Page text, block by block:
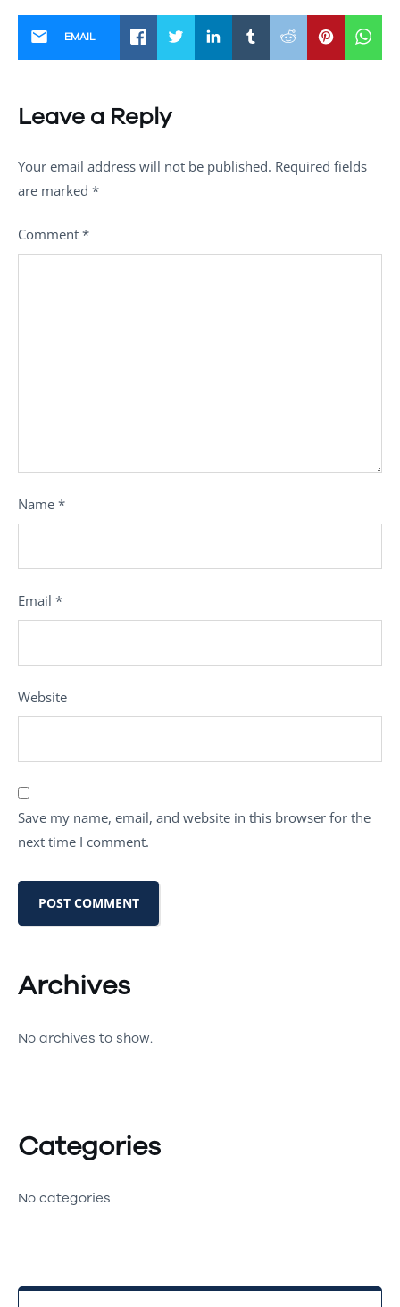
EMAIL
Leave a Reply
Your email address will not be published. Required fields
are marked *
Comment *
Name *
Email *
Website
Save my name, email, and website in this browser for the
next time I comment.
Archives
No archives to show.
Categories
No categories